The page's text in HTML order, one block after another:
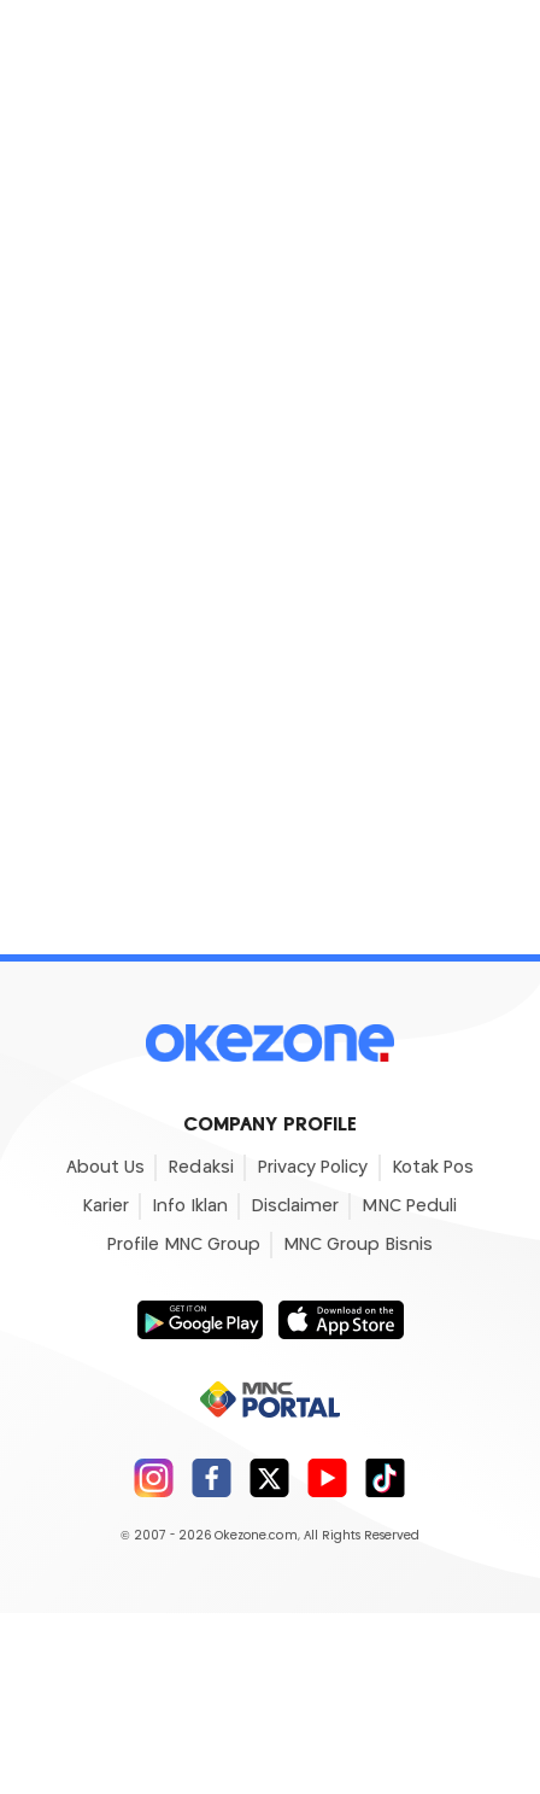
COMPANY PROFILE
About Us Redaksi Privacy Policy Kotak Pos
Karier Info Iklan Disclaimer MNC Peduli
Profile MNC Group MNC Group Bisnis
© 2007 - 2026 Okezone.com, All Rights Reserved